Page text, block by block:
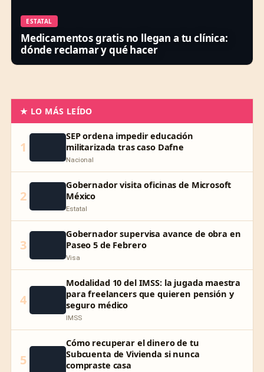
ESTATAL
Medicamentos gratis no llegan a tu clínica:
dónde reclamar y qué hacer
★ LO MÁS LEÍDO
1
SEP ordena impedir educación
militarizada tras caso Dafne
Nacional
2
Gobernador visita oficinas de Microsoft
México
Estatal
3
Gobernador supervisa avance de obra en
Paseo 5 de Febrero
Visa
4
Modalidad 10 del IMSS: la jugada maestra
para freelancers que quieren pensión y
seguro médico
IMSS
5
Cómo recuperar el dinero de tu
Subcuenta de Vivienda si nunca
compraste casa